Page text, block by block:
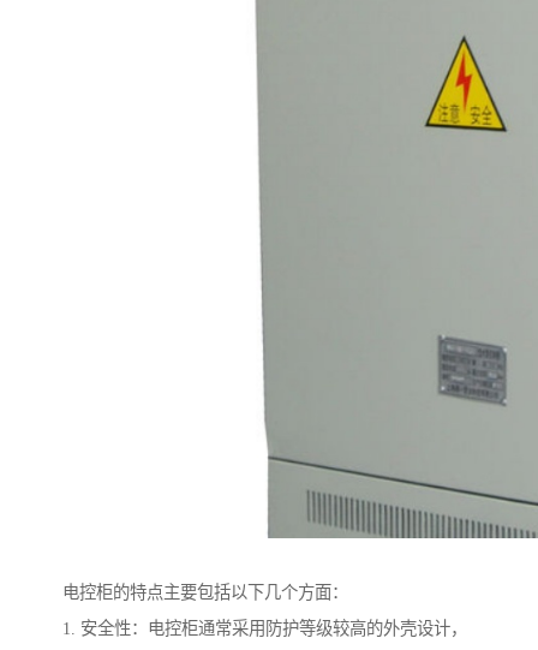
电控柜的特点主要包括以下几个方面：
1. 安全性：电控柜通常采用防护等级较高的外壳设计，